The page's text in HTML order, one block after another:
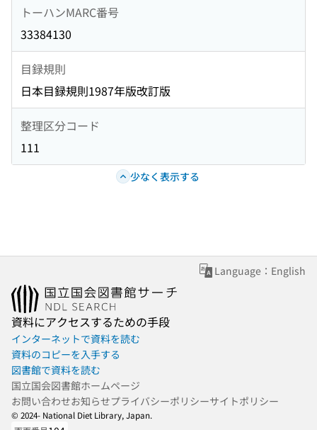
トーハンMARC番号
33384130
目録規則
日本目録規則1987年版改訂版
整理区分コード
111
少なく表示する
Language：English
資料にアクセスするための手段
インターネットで資料を読む
資料のコピーを入手する
図書館で資料を読む
国立国会図書館ホームページ
お問い合わせお知らせプライバシーポリシーサイトポリシー
© 2024- National Diet Library, Japan.